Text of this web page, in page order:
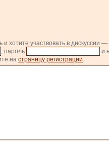
хотите участвовать в дискуссии —
, пароль и
на страницу регистрации.